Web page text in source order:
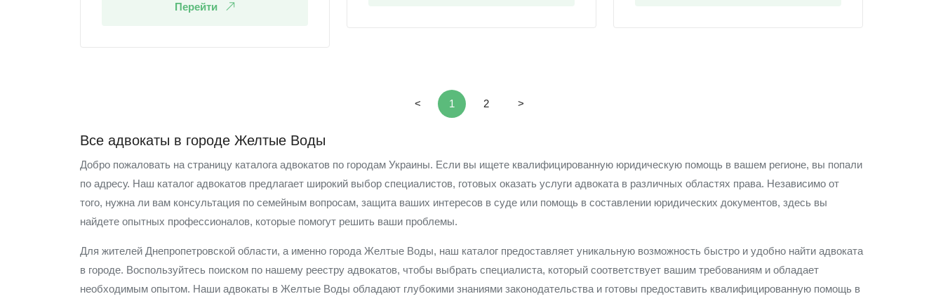
Перейти
< 1 2 >
Все адвокаты в городе Желтые Воды
Добро пожаловать на страницу каталога адвокатов по городам Украины. Если вы ищете квалифицированную юридическую помощь в вашем регионе, вы попали
по адресу. Наш каталог адвокатов предлагает широкий выбор специалистов, готовых оказать услуги адвоката в различных областях права. Независимо от
того, нужна ли вам консультация по семейным вопросам, защита ваших интересов в суде или помощь в составлении юридических документов, здесь вы
найдете опытных профессионалов, которые помогут решить ваши проблемы.
Для жителей Днепропетровской области, а именно города Желтые Воды, наш каталог предоставляет уникальную возможность быстро и удобно найти адвоката
в городе. Воспользуйтесь поиском по нашему реестру адвокатов, чтобы выбрать специалиста, который соответствует вашим требованиям и обладает
необходимым опытом. Наши адвокаты в Желтые Воды обладают глубокими знаниями законодательства и готовы предоставить квалифицированную помощь в